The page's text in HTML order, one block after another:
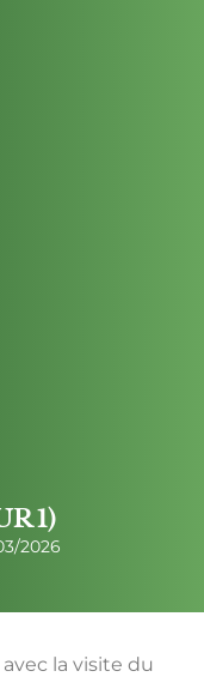
1)
2026
la visite du